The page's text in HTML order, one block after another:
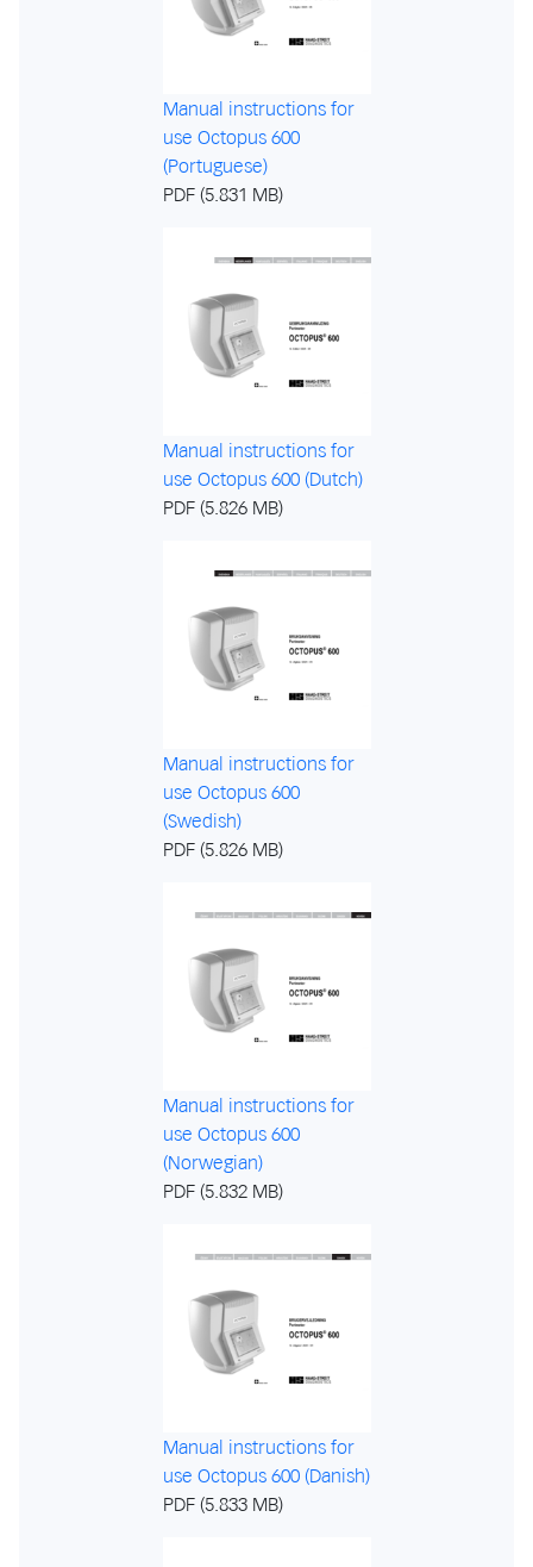
Manual instructions for
use Octopus 600
(Portuguese)
PDF (5.831 MB)
Manual instructions for
use Octopus 600 (Dutch)
PDF (5.826 MB)
Manual instructions for
use Octopus 600
(Swedish)
PDF (5.826 MB)
Manual instructions for
use Octopus 600
(Norwegian)
PDF (5.832 MB)
Manual instructions for
use Octopus 600 (Danish)
PDF (5.833 MB)